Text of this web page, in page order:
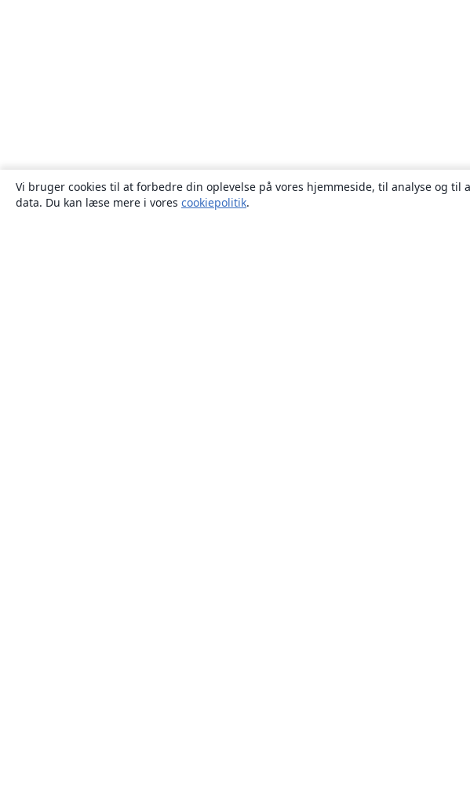
Vi bruger cookies til at forbedre din oplevelse på vores hjemmeside, til analyse og
data. Du kan læse mere i vores cookiepolitik.